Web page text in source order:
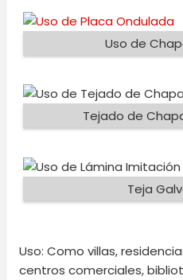
Uso de
Tejado de
Teja
Uso: Como villas,
centros comerciales,